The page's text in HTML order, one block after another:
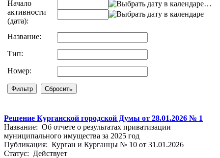
Начало
активности
(дата):
…
Название:
Тип:
Номер:
Решение Курганской городской Думы от 28.01.2026 № 1
Название: Об отчете о результатах приватизации
муниципального имущества за 2025 год
Публикация: Курган и Курганцы № 10 от 31.01.2026
Статус: Действует